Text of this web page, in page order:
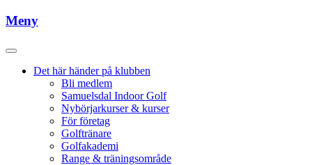
Meny
Det här händer på klubben
Bli medlem
Samuelsdal Indoor Golf
Nybörjarkurser & kurser
För företag
Golftränare
Golfakademi
Range & träningsområde